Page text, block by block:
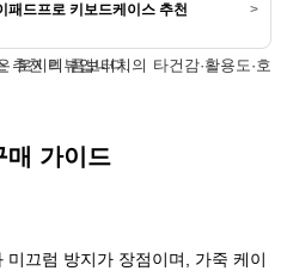
패드프로 키보드케이스 추천 >
합적으로 비교한 케이스 추천 리뷰입니다.
매 가이드
끄럼 방지가 장점이며, 가죽 케이